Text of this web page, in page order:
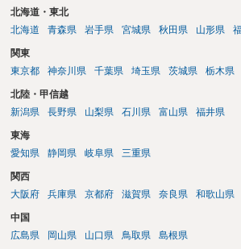
植え等で供養する「プランター葬」や、ペット
されるのが確実かと思います。
北海道・東北
北海道
青森県 岩手県 宮城県 秋田県 山形県
関東
東京都
神奈川県 千葉県 埼玉県 茨城県 栃木県
北陸・甲信越
新潟県
長野県 山梨県 石川県 富山県 福井県
東海
愛知県
静岡県 岐阜県 三重県
関西
大阪府
兵庫県 京都府 滋賀県 奈良県 和歌山県
中国
広島県
岡山県 山口県 鳥取県 島根県